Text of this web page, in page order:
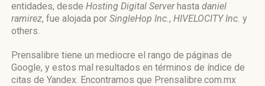
entidades, desde Hosting Digital Serverhasta daniel
ramirez, fue alojada por SingleHop Inc., HIVELOCITY Inc. y
others.
Prensalibre tiene un mediocre el rango de páginas de
Google, y estos mal resultados en términos de índice de
citas de Yandex. Encontramos que Prensalibre.com.mx